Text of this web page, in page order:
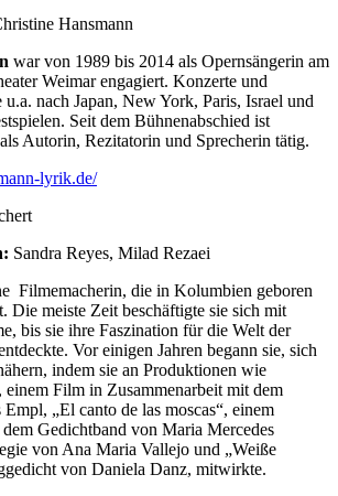
Hansmann
war von 1989 bis 2014 als Opernsängerin am
Weimar engagiert. Konzerte und
u.a. nach Japan, New York, Paris, Israel und
Seit dem Bühnenabschied ist
Autorin, Rezitatorin und Sprecherin tätig.
lyrik.de/
Sandra Reyes, Milad Rezaei
Filmemacherin, die in Kolumbien geboren
Die meiste Zeit beschäftigte sie sich mit
bis sie ihre Faszination für die Welt der
Vor einigen Jahren begann sie, sich
indem sie an Produktionen wie
einem Film in Zusammenarbeit mit dem
„El canto de las moscas“, einem
Gedichtband von Maria Mercedes
von Ana Maria Vallejo und „Weiße
von Daniela Danz, mitwirkte.